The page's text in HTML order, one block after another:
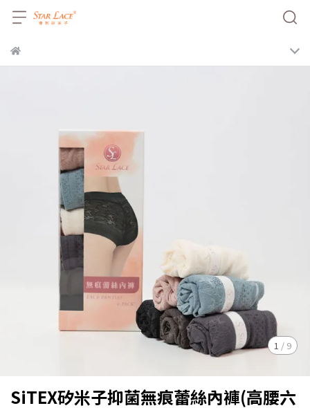
1 / 9
SiTEX矽米子抑菌無痕蕾絲內褲(高腰六